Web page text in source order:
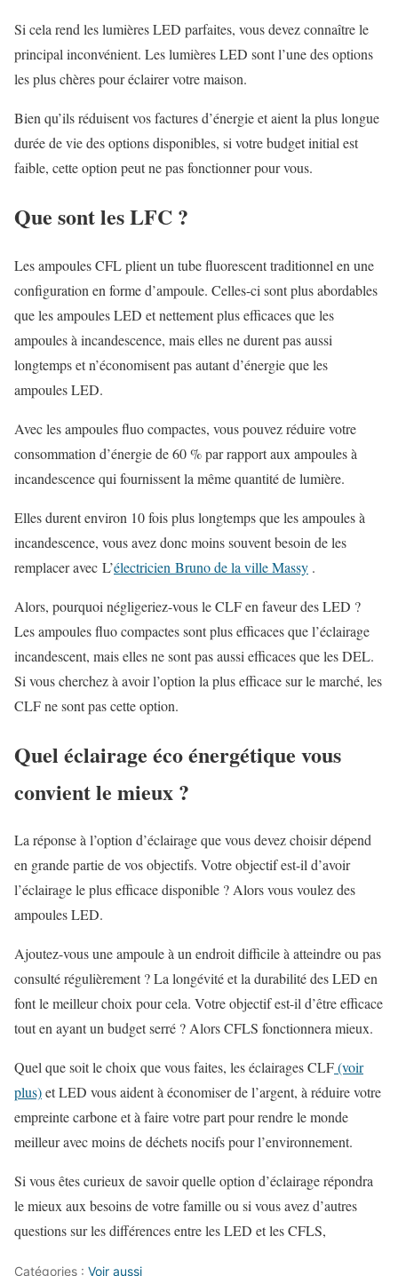
Si cela rend les lumières LED parfaites, vous devez connaître le
principal inconvénient. Les lumières LED sont l’une des options
les plus chères pour éclairer votre maison.
Bien qu’ils réduisent vos factures d’énergie et aient la plus longue
durée de vie des options disponibles, si votre budget initial est
faible, cette option peut ne pas fonctionner pour vous.
Que sont les LFC ?
Les ampoules CFL plient un tube fluorescent traditionnel en une
configuration en forme d’ampoule. Celles-ci sont plus abordables
que les ampoules LED et nettement plus efficaces que les
ampoules à incandescence, mais elles ne durent pas aussi
longtemps et n’économisent pas autant d’énergie que les
ampoules LED.
Avec les ampoules fluo compactes, vous pouvez réduire votre
consommation d’énergie de 60 % par rapport aux ampoules à
incandescence qui fournissent la même quantité de lumière.
Elles durent environ 10 fois plus longtemps que les ampoules à
incandescence, vous avez donc moins souvent besoin de les
remplacer avec L’électricien Bruno de la ville Massy .
Alors, pourquoi négligeriez-vous le CLF en faveur des LED ?
Les ampoules fluo compactes sont plus efficaces que l’éclairage
incandescent, mais elles ne sont pas aussi efficaces que les DEL.
Si vous cherchez à avoir l’option la plus efficace sur le marché, les
CLF ne sont pas cette option.
Quel éclairage éco énergétique vous
convient le mieux ?
La réponse à l’option d’éclairage que vous devez choisir dépend
en grande partie de vos objectifs. Votre objectif est-il d’avoir
l’éclairage le plus efficace disponible ? Alors vous voulez des
ampoules LED.
Ajoutez-vous une ampoule à un endroit difficile à atteindre ou pas
consulté régulièrement ? La longévité et la durabilité des LED en
font le meilleur choix pour cela. Votre objectif est-il d’être efficace
tout en ayant un budget serré ? Alors CFLS fonctionnera mieux.
Quel que soit le choix que vous faites, les éclairages CLF(voir
plus)et LED vous aident à économiser de l’argent, à réduire votre
empreinte carbone et à faire votre part pour rendre le monde
meilleur avec moins de déchets nocifs pour l’environnement.
Si vous êtes curieux de savoir quelle option d’éclairage répondra
le mieux aux besoins de votre famille ou si vous avez d’autres
questions sur les différences entre les LED et les CFLS,
Catégories : Voir aussi